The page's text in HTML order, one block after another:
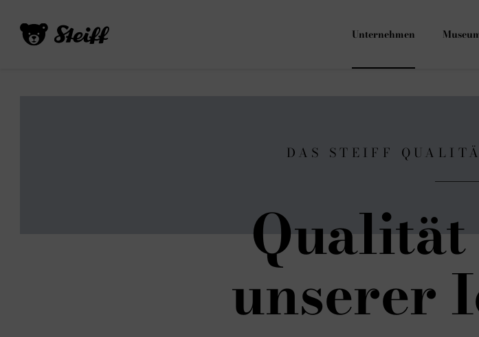
Unternehmen
DAS STEIFF
unserer